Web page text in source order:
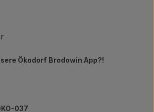
Ökodorf Brodowin App?!
Link zu https://brodowin.de/
037